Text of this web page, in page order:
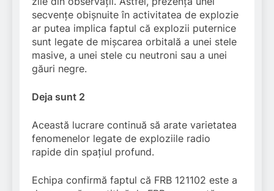
secvențe obișnuite în activitatea de explozie
ar putea implica faptul că explozii puternice
sunt legate de mișcarea orbitală a unei stele
masive, a unei stele cu neutroni sau a unei
găuri negre.
Deja sunt 2
Această lucrare continuă să arate varietatea
fenomenelor legate de exploziile radio
rapide din spațiul profund.
Echipa confirmă faptul că FRB 121102 este a